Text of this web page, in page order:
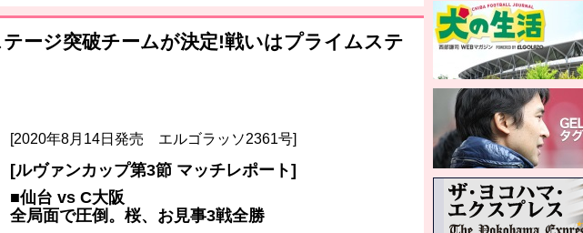
か
レ
ージ突破チームが決定!戦いはプライムステ
[2020年8月14日発売 エルゴラッソ2361号]
[ルヴァンカップ第3節 マッチレポート]
■仙台 vs C大阪
全局面で圧倒。桜、お見事3戦全勝